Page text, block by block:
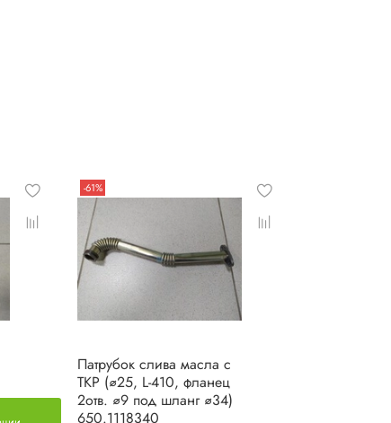
-61%
Патрубок слива масла с
ТКР (⌀25, L-410, фланец
2отв. ⌀9 под шланг ⌀34)
650.1118340